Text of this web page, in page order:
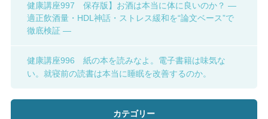
健康講座997 保存版】お酒は本当に体に良いのか？ ―
適正飲酒量・HDL神話・ストレス緩和を“論文ベース”で
徹底検証 ―
健康講座996 紙の本を読みなよ。電子書籍は味気な
い。就寝前の読書は本当に睡眠を改善するのか。
カテゴリー